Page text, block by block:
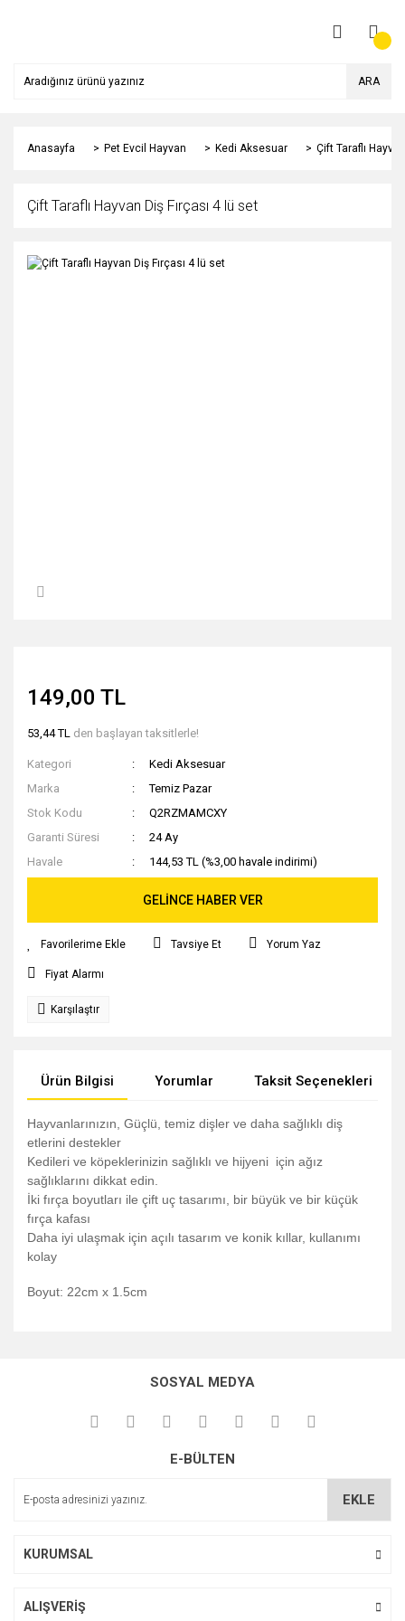
ARA
Anasayfa Pet Evcil Hayvan Kedi Aksesuar Çift Taraflı
Çift Taraflı Hayvan Diş Fırçası 4 lü set
149,00 TL
53,44 TL den başlayan taksitlerle!
Kategori
Kedi Aksesuar
Marka
Temiz Pazar
Stok Kodu
Q2RZMAMCXY
Garanti Süresi
24 Ay
Havale
144,53 TL (%3,00 havale indirimi)
GELİNCE HABER VER
Tavsiye Et Yorum Yaz
Fiyat Alarmı
Karşılaştır
Ürün Bilgisi Yorumlar Taksit Seçenekleri
Hayvanlarınızın, Güçlü, temiz dişler ve daha sağlıklı diş
etlerini destekler
Kedileri ve köpeklerinizin sağlıklı ve hijyeni için ağız
sağlıklarını dikkat edin.
İki fırça boyutları ile çift uç tasarımı, bir büyük ve bir küçük
fırça kafası
Daha iyi ulaşmak için açılı tasarım ve konik kıllar, kullanımı
kolay
Boyut: 22cm x 1.5cm
kullanarak tarafımıza iletebilirsiniz.
Görüş ve önerileriniz için teşekkür ederiz.
Ürün açıklamasında eksik bilgiler bulunuyor.
SOSYAL MEDYA
E-BÜLTEN
EKLE
KURUMSAL
ALIŞVERİŞ